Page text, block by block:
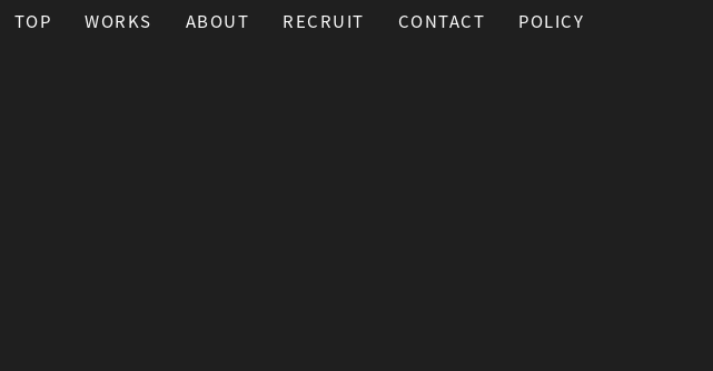
TOP WORKS ABOUT RECRUIT CONTACT POLICY